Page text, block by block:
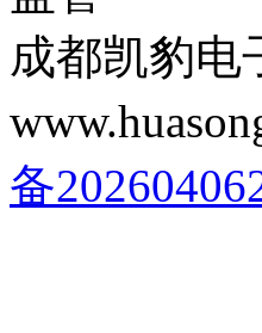
成都凯豹电
备